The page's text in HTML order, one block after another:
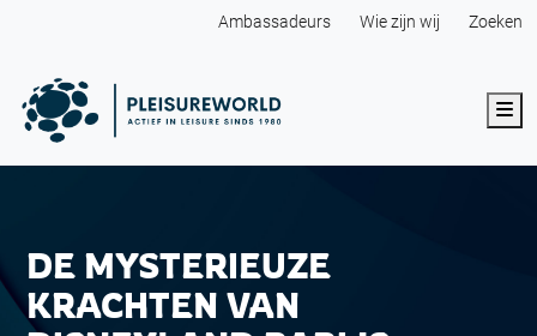
Ambassadeurs Wie zijn wij Zoeken
DE MYSTERIEUZE
KRACHTEN VAN